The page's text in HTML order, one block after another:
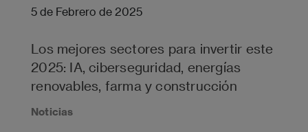
5 de Febrero de 2025
Los mejores sectores para invertir este
2025: IA, ciberseguridad, energías
renovables, farma y construcción
Noticias